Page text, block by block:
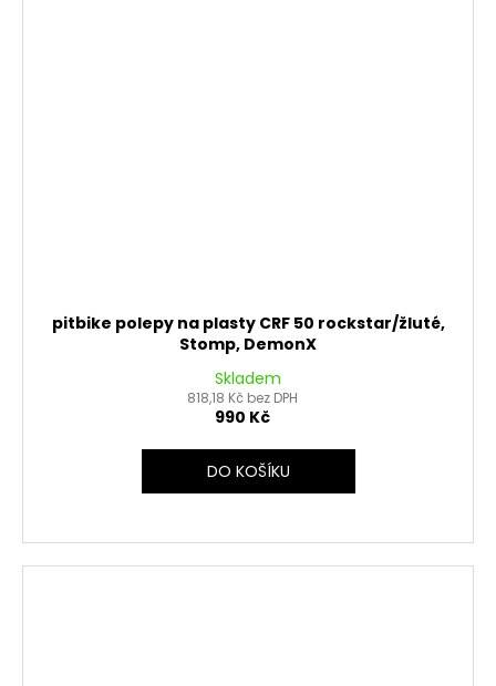
pitbike polepy na plasty CRF 50 rockstar/žluté,
Stomp, DemonX
Skladem
818,18 Kč bez DPH
990 Kč
DO KOŠÍKU